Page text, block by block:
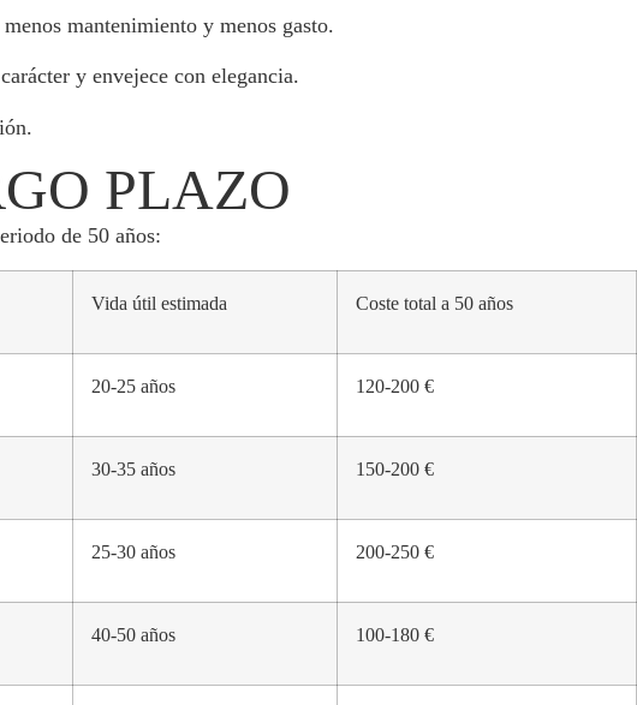
mantenimiento y menos gasto.
y envejece con elegancia.
PLAZO
de 50 años:
Vida útil estimada Coste total a 50 años
20-25 años 120-200 €
30-35 años 150-200 €
25-30 años 200-250 €
40-50 años 100-180 €